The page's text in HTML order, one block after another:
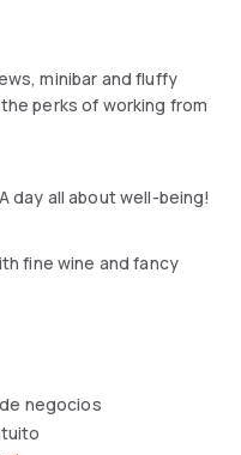
minibar and fluffy
perks of working from
day all about well-being!
fine wine and fancy
negocios